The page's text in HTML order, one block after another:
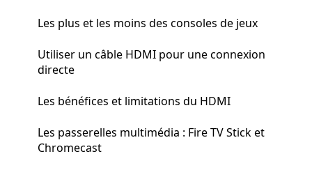
Les plus et les moins des consoles de jeux
Utiliser un câble HDMI pour une connexion
directe
Les bénéfices et limitations du HDMI
Les passerelles multimédia : Fire TV Stick et
Chromecast